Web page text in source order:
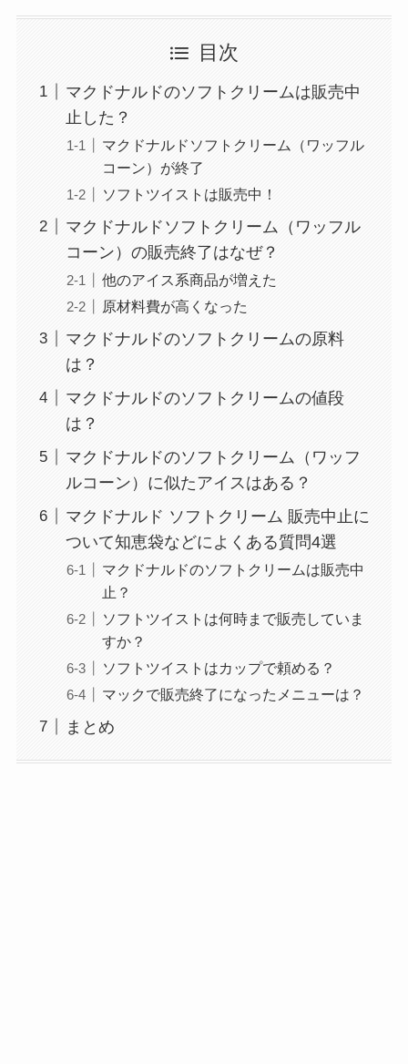
目次
マクドナルドのソフトクリームは販売中
止した？
マクドナルドソフトクリーム（ワッフル
コーン）が終了
ソフトツイストは販売中！
マクドナルドソフトクリーム（ワッフル
コーン）の販売終了はなぜ？
他のアイス系商品が増えた
原材料費が高くなった
マクドナルドのソフトクリームの原料
は？
マクドナルドのソフトクリームの値段
は？
マクドナルドのソフトクリーム（ワッフ
ルコーン）に似たアイスはある？
マクドナルド ソフトクリーム 販売中止に
ついて知恵袋などによくある質問4選
マクドナルドのソフトクリームは販売中
止？
ソフトツイストは何時まで販売していま
すか？
ソフトツイストはカップで頼める？
マックで販売終了になったメニューは？
まとめ